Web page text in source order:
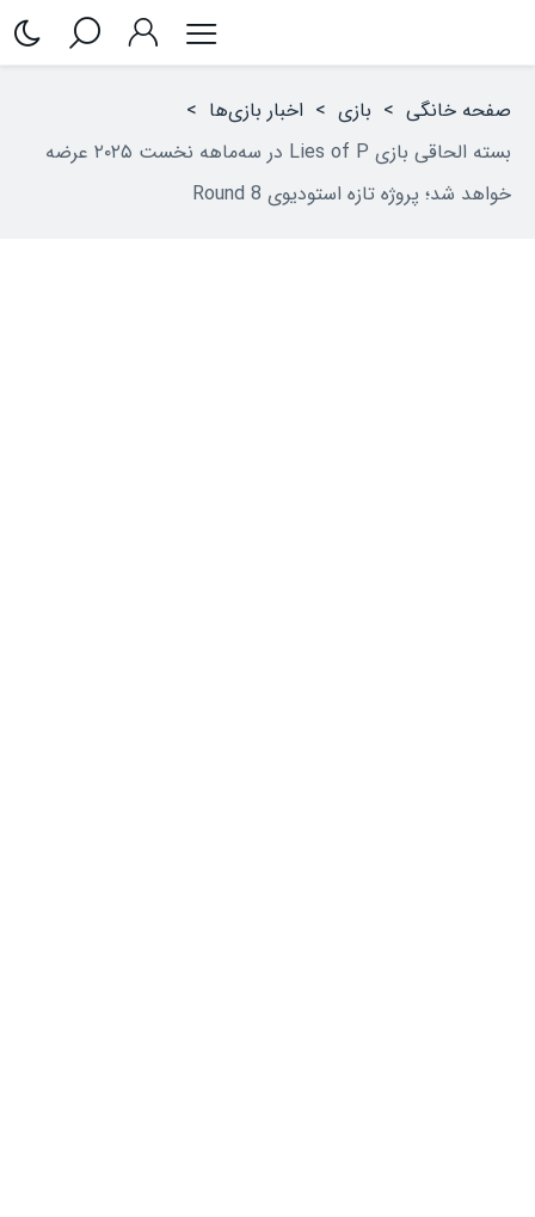
صفحه خانگی > بازی > اخبار بازی‌ها >
بسته‌ الحاقی بازی Lies of P در سه‌ماهه نخست ۲۰۲۵ عرضه
خواهد شد؛ پروژه تازه استودیوی Round 8